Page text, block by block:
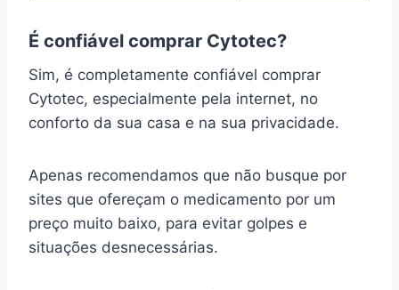
É confiável comprar Cytotec?
Sim, é completamente confiável comprar
Cytotec, especialmente pela internet, no
conforto da sua casa e na sua privacidade.
Apenas recomendamos que não busque por
sites que ofereçam o medicamento por um
preço muito baixo, para evitar golpes e
situações desnecessárias.